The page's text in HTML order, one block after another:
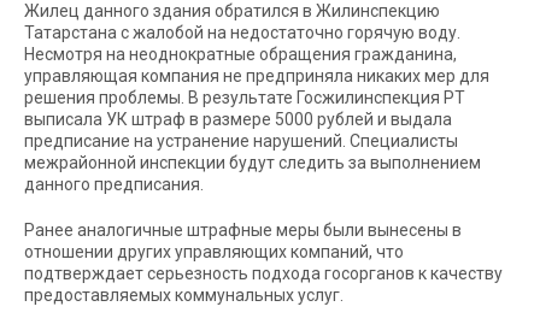
Жилец данного здания обратился в Жилинспекцию
Татарстана с жалобой на недостаточно горячую воду.
Несмотря на неоднократные обращения гражданина,
управляющая компания не предприняла никаких мер для
решения проблемы. В результате Госжилинспекция РТ
выписала УК штраф в размере 5000 рублей и выдала
предписание на устранение нарушений. Специалисты
межрайонной инспекции будут следить за выполнением
данного предписания.
Ранее аналогичные штрафные меры были вынесены в
отношении других управляющих компаний, что
подтверждает серьезность подхода госорганов к качеству
предоставляемых коммунальных услуг.